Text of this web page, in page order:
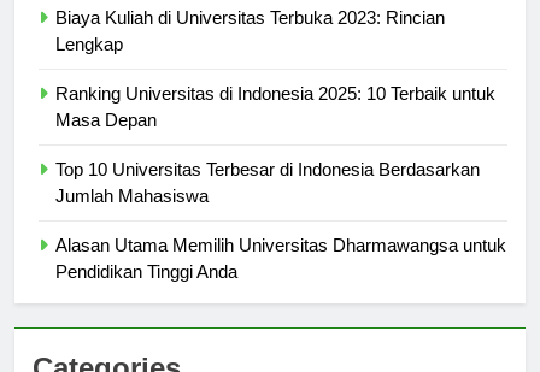
Biaya Kuliah di Universitas Terbuka 2023: Rincian
Ranking Universitas di Indonesia 2025: 10 Terbaik untuk
Top 10 Universitas Terbesar di Indonesia Berdasarkan
Alasan Utama Memilih Universitas Dharmawangsa untuk